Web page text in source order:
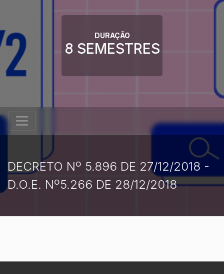
DURAÇÃO
8 SEMESTRES
DECRETO Nº 5.896 DE 27/12/2018 -
D.O.E. Nº5.266 DE 28/12/2018